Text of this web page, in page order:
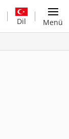
Dil Menü